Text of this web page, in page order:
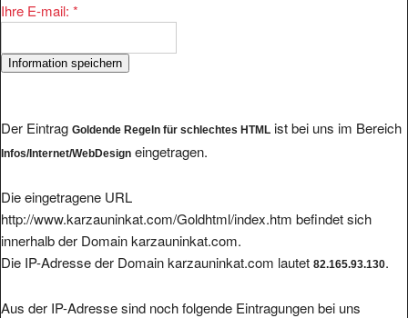
Ihre E-mail: *
Der Eintrag Goldende Regeln für schlechtes HTML ist bei uns im Bereich
Infos/Internet/WebDesign eingetragen.
Die eingetragene URL
http://www.karzauninkat.com/Goldhtml/index.htm befindet sich
innerhalb der Domain karzauninkat.com.
Die IP-Adresse der Domain karzauninkat.com lautet 82.165.93.130.
Aus der IP-Adresse sind noch folgende Eintragungen bei uns